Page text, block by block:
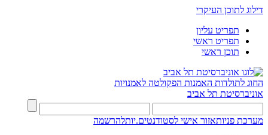
דילוג לתוכן העיקרי
תפריט עליון
תפריט ראשי
תוכן ראשי
החוג לתולדות האמנות הפקולטה לאמנויות
אוניברסיטת תל אביב
מערכת פניותאזור אישי לסטודנטים.יותלהרשמה